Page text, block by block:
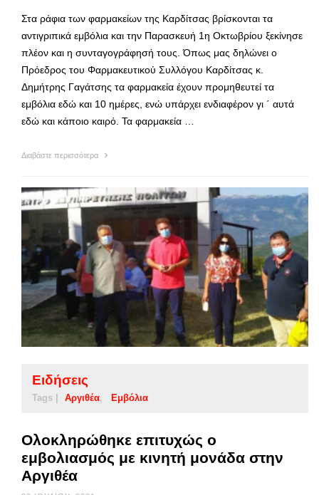
Στα ράφια των φαρμακείων της Καρδίτσας βρίσκονται τα
αντιγριπικά εμβόλια και την Παρασκευή 1η Οκτωβρίου ξεκίνησε
πλέον και η συνταγογράφησή τους. Όπως μας δηλώνει ο
Πρόεδρος του Φαρμακευτικού Συλλόγου Καρδίτσας κ.
Δημήτρης Γαγάτσης τα φαρμακεία έχουν προμηθευτεί τα
εμβόλια εδώ και 10 ημέρες, ενώ υπάρχει ενδιαφέρον γι ΄ αυτά
εδώ και κάποιο καιρό. Τα φαρμακεία …
Διαβάστε περισσότερα
Ειδήσεις
Tags | Αργιθέα Εμβόλια
Ολοκληρώθηκε επιτυχώς ο
εμβολιασμός με κινητή μονάδα στην
Αργιθέα